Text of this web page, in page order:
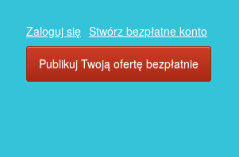
Zaloguj się Stwórz bezpłatne konto
Publikuj Twoją ofertę bezpłatnie